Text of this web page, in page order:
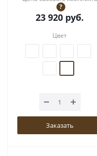
?
23 920 руб.
Цвет
Заказать